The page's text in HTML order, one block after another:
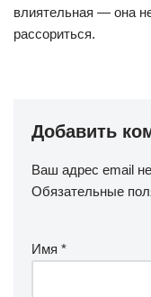
влиятельная — она
рассориться.
Добавить
Ваш адрес email
Обязательные
Имя *